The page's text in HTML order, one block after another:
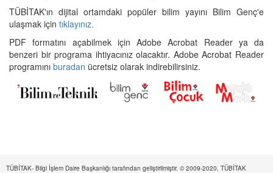
TÜBİTAK'ın dijital ortamdaki popüler bilim yayını Bilim Genç'e
ulaşmak için tıklayınız.
PDF formatını açabilmek için Adobe Acrobat Reader ya da
benzeri bir programa ihtiyacınız olacaktır. Adobe Acrobat Reader
programını buradan ücretsiz olarak indirebilirsiniz.
TÜBİTAK- Bilgi İşlem Daire Başkanlığı tarafından geliştirilmiştir. © 2009-2020, TÜBİTAK